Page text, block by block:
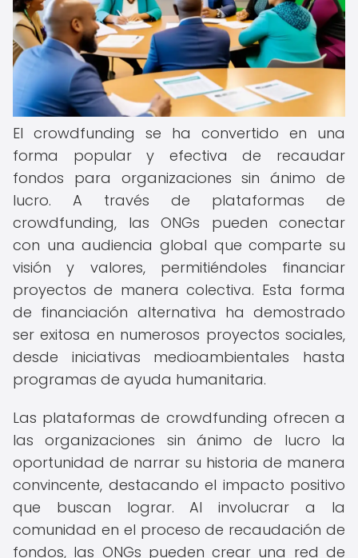
El crowdfunding se ha convertido en una
forma popular y efectiva de recaudar
fondos para organizaciones sin ánimo de
lucro. A través de plataformas de
crowdfunding, las ONGs pueden conectar
con una audiencia global que comparte su
visión y valores, permitiéndoles financiar
proyectos de manera colectiva. Esta forma
de financiación alternativa ha demostrado
ser exitosa en numerosos proyectos sociales,
desde iniciativas medioambientales hasta
programas de ayuda humanitaria.
Las plataformas de crowdfunding ofrecen a
las organizaciones sin ánimo de lucro la
oportunidad de narrar su historia de manera
convincente, destacando el impacto positivo
que buscan lograr. Al involucrar a la
comunidad en el proceso de recaudación de
fondos, las ONGs pueden crear una red de